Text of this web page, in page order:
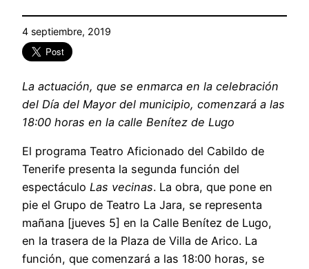
4 septiembre, 2019
La actuación, que se enmarca en la celebración
del Día del Mayor del municipio, comenzará a las
18:00 horas en la calle Benítez de Lugo
El programa Teatro Aficionado del Cabildo de
Tenerife presenta la segunda función del
espectáculo Las vecinas. La obra, que pone en
pie el Grupo de Teatro La Jara, se representa
mañana [jueves 5] en la Calle Benítez de Lugo,
en la trasera de la Plaza de Villa de Arico. La
función, que comenzará a las 18:00 horas, se